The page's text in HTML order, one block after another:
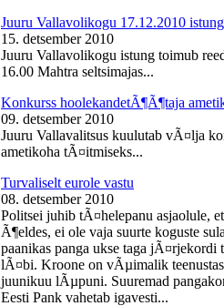
Juuru Vallavolikogu 17.12.2010 istung
15. detsember 2010
Juuru Vallavolikogu istung toimub
16.00 Mahtra seltsimajas...
Konkurss hoolekandetÃ¶Ã¶taja
09. detsember 2010
Juuru Vallavalitsus kuulutab vÃ¤lja
ametikoha tÃ¤itmiseks...
Turvaliselt eurole vastu
08. detsember 2010
Politsei juhib tÃ¤helepanu asjaolule,
Ã¶eldes, ei ole vaja suurte koguste
paanikas panga ukse taga
lÃ¤bi. Kroone on vÃµimalik
juunikuu lÃµpuni. Suuremad
Eesti Pank vahetab igavesti...